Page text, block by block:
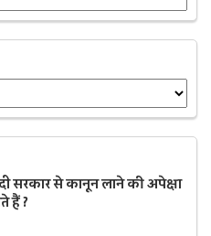
सरकार से कानून लाने की अपेक्षा
हैं ?